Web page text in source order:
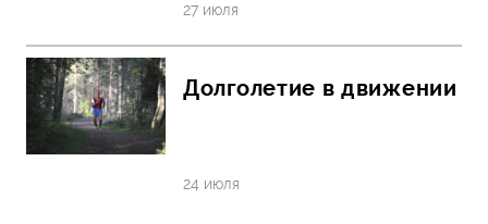
27 июля
Долголетие в движении
24 июля